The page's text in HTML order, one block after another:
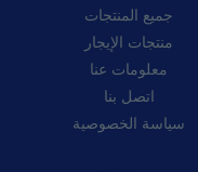
جميع المنتجات
منتجات الإيجار
معلومات عنا
اتصل بنا
سياسة الخصوصية